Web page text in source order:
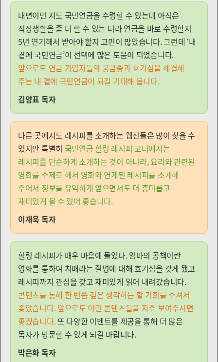
내년이면 저도 국민연금을 수령할 수 있는데 아직은
직장생활을 좀 더 할 수 있는 터라 연금을 바로 수령할지
5년 연기해서 받아야 할지 고민이 많았습니다. 그런데 ‘내
곁에 국민연금’이 선택에 많은 도움이 되었습니다.
앞으로도 연금 가입자들의 궁금증과 호기심을 해결해
주는 내 곁에 국민연금이 되길 기대해 봅니다.
김양표 독자
다른 곳에서도 레시피를 소개하는 웹진들은 많이 찾을 수
있지만 특별히 국민연금 힐링 레시피 코너에서는
레시피를 단순하게 소개하는 것이 아니라, 요리와 관련된
영화를 주제로 해서 영화와 연계된 레시피를 소개해
주어서 정보를 유익하게 얻으면서도 더 흥미롭고
재미있게 볼 수 있어 좋습니다.
이재욱 독자
힐링 레시피가 매우 마음에 들었다. 엄마의 공책이란
영화를 통하여 치매라는 질병에 대해 호기심을 갖게 됐고
레시피까지 관심을 갖고 재미있게 읽어 내려갔습니다.
콘텐츠를 통해 한 번쯤 깊은 생각하는 할 기회를 주셔서
좋았습니다. 앞으로도 이런 콘텐츠들을 자주 보여주시면
좋겠습니다.또 다양한 이벤트를 제공을 통해 더 많은
독자가 방문할 수 있게 되길 바랍니다.
박은화 독자